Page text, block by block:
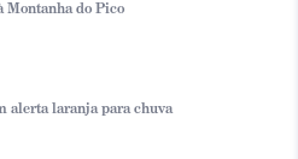
Montanha do Pico
alerta laranja para chuva